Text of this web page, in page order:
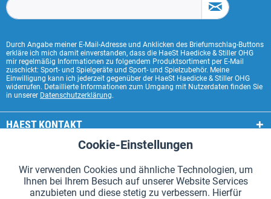
Durch Angabe meiner E-Mail-Adresse und Anklicken des Briefumschlag-Buttons
erkläre ich mich damit einverstanden, dass die HaeSt Haedicke & Stiller OHG
mir regelmäßig Informationen zu folgendem Produktsortiment per E-Mail
zuschickt: Sport- und Spielgeräte und Sport- und Spielzubehör. Meine
Einwilligung kann ich jederzeit gegenüber der HaeSt Haedicke & Stiller OHG
widerrufen. Detaillierte Informationen zum Umgang mit Nutzerdaten finden Sie
in unserer Datenschutzerklärung.
HAEST KONTAKT
HAEST SHOP SERVICE
ALLGEMEINE INFORMATIONEN
Aktiv
Tracking Aktiv
Cookie-Einstellungen
Wir verwenden Cookies und ähnliche Technologien, um
Ihnen bei Ihrem Besuch auf unserer Website Services
anzubieten und diese stetig zu verbessern. Hierfür